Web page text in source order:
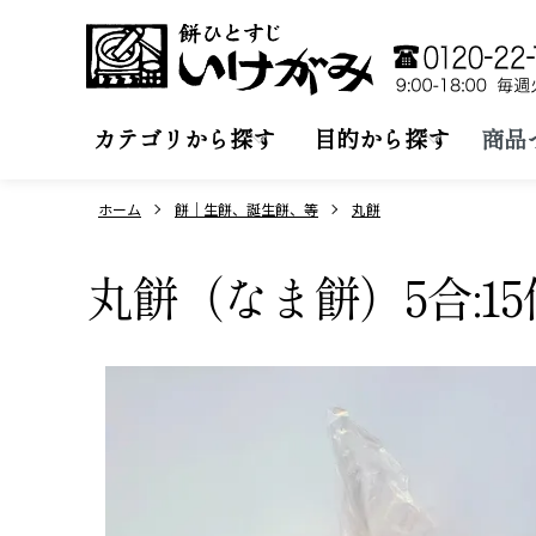
カテゴリから探す 目的から探す 商品
ホーム 餅｜生餅、誕生餅、等 丸餅
丸餅（なま餅）5合